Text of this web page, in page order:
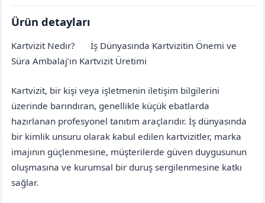
Ürün detayları
Kartvizit Nedir?
İş Dünyasında Kartvizitin Önemi ve
Süra Ambalaj’ın Kartvizit Üretimi
Kartvizit, bir kişi veya işletmenin iletişim bilgilerini
üzerinde barındıran, genellikle küçük ebatlarda
hazırlanan profesyonel tanıtım araçlarıdır. İş dünyasında
bir kimlik unsuru olarak kabul edilen kartvizitler, marka
imajının güçlenmesine, müşterilerde güven duygusunun
oluşmasına ve kurumsal bir duruş sergilenmesine katkı
sağlar.